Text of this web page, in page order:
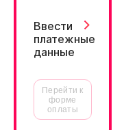
Ввести
платежные
данные
Перейти к
форме
оплаты